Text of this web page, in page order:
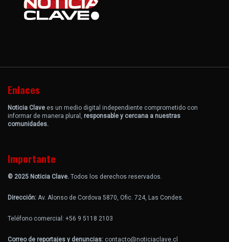
Enlaces
Noticia Clave es un medio digital independiente comprometido con
informar de manera plural, responsable y cercana a nuestras
comunidades.
Importante
© 2025 Noticia Clave. Todos los derechos reservados.
Dirección: Av. Alonso de Cordova 5870, Ofic. 724, Las Condes.
Teléfono comercial: +56 9 5118 2103
Correo de reportajes y denuncias: contacto@noticiaclave.cl